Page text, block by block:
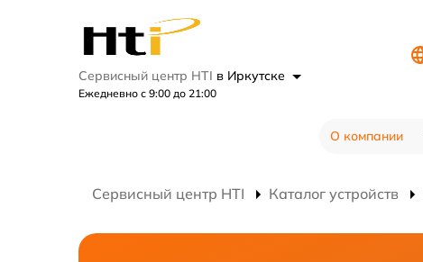
Сервисный центр HTI в Иркутске
Ежедневно с 9:00 до 21:00
О компании
Сервисный центр HTI Каталог устройств